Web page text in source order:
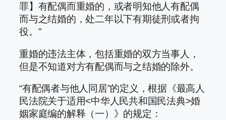
罪】有配偶而重婚的，或者明知他人有配偶
而与之结婚的，处二年以下有期徒刑或者拘
役。”
重婚的违法主体，包括重婚的双方当事人，
但是不知道对方有配偶而与之结婚的除外。
“有配偶者与他人同居”的定义，根据《最高人
民法院关于适用<中华人民共和国民法典>婚
姻家庭编的解释（一）》的规定：